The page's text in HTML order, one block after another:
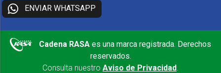
ENVIAR WHATSAPP
Cadena RASA es una marca registrada. Derechos
reservados.
Consulta nuestro Aviso de Privacidad.